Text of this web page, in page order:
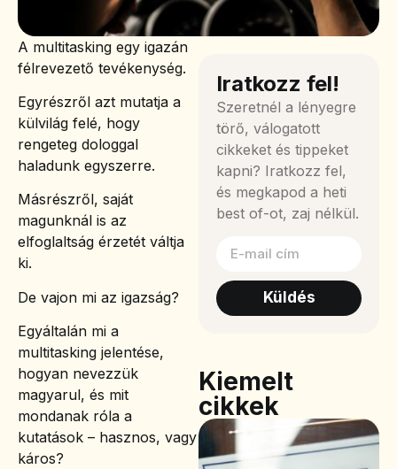
A multitasking egy igazán
félrevezető tevékenység.
Egyrészről azt mutatja a
külvilág felé, hogy
rengeteg dologgal
haladunk egyszerre.
Másrészről, saját
magunknál is az
elfoglaltság érzetét váltja
ki.
De vajon mi az igazság?
Egyáltalán mi a
multitasking jelentése,
hogyan nevezzük
magyarul, és mit
mondanak róla a
kutatások – hasznos, vagy
káros?
Iratkozz fel!
Szeretnél a lényegre
törő, válogatott
cikkeket és tippeket
kapni? Iratkozz fel,
és megkapod a heti
best of-ot, zaj nélkül.
Küldés
Kiemelt
cikkek